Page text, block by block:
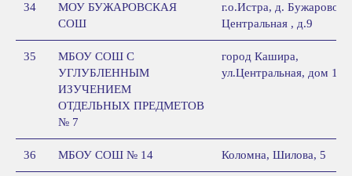
34
МОУ БУЖАРОВСКАЯ
СОШ
г.о.Истра, д. Бужарово,
Центральная , д.9
35
МБОУ СОШ С
УГЛУБЛЕННЫМ
ИЗУЧЕНИЕМ
ОТДЕЛЬНЫХ ПРЕДМЕТОВ
№ 7
город Кашира,
ул.Центральная, дом 17
36 МБОУ СОШ № 14 Коломна, Шилова, 5